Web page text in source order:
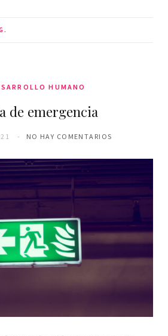
HUMANO
de emergencia
NO HAY COMENTARIOS